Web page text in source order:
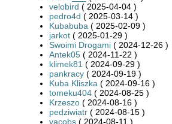
velobird ( 2025-04-04 )
pedro4d ( 2025-03-14 )
Kubabuba ( 2025-02-09 )
jarkot( 2025-01-29 )
Swoimi Drogami( 2024-12-26 )
Antek05( 2024-11-22 )
klimek81 ( 2024-09-29 )
pankracy( 2024-09-19 )
Kuba Kliszka ( 2024-09-16 )
tomeku404( 2024-08-25 )
Krzeszo( 2024-08-16 )
pedziwiatr( 2024-08-15 )
yacobs( 2024-08-11 )